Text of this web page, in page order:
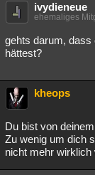
ivydieneue
ehemaliges
gehts darum, dass
hättest?
kheops
Du bist von
Zu wenig um dich
nicht mehr wirklich